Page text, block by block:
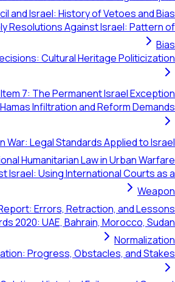
and Israel: History of Vetoes and
Resolutions Against Israel: Pattern
Cultural Heritage
Item 7: The Permanent Israel
Infiltration and Reform
War: Legal Standards Applied to
Humanitarian Law in Urban
Israel: Using International Courts as
Errors, Retraction, and
2020: UAE, Bahrain, Morocco,
Progress, Obstacles, and